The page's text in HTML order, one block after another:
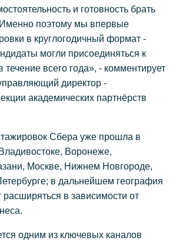
и готовность брать
Именно поэтому мы впервые
в круглогодичный формат -
могли присоединяться к
всего года», - комментирует
директор -
академических партнёрств
Сбера уже прошла в
Воронеже,
Москве, Нижнем Новгороде,
в дальнейшем география
в зависимости от
одним из ключевых каналов